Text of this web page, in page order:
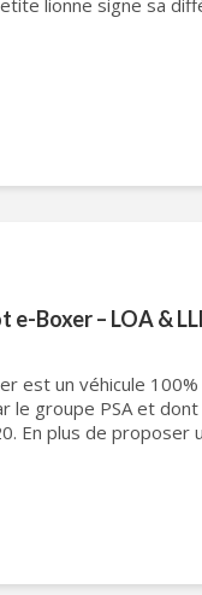
lionne signe sa
e-Boxer – LOA &
est un véhicule
le groupe PSA et
En plus de proposer